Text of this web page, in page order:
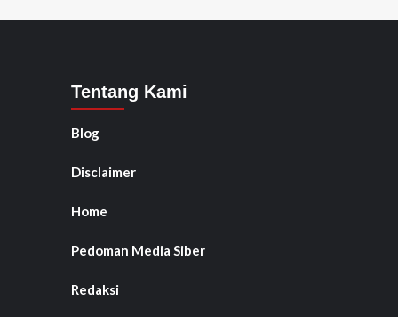
Tentang Kami
Blog
Disclaimer
Home
Pedoman Media Siber
Redaksi